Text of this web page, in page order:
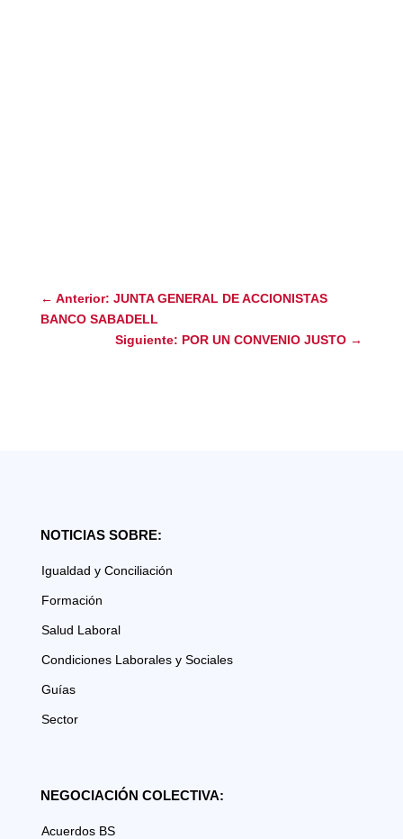
← Anterior: JUNTA GENERAL DE ACCIONISTAS
BANCO SABADELL
Siguiente: POR UN CONVENIO JUSTO →
NOTICIAS SOBRE:
Igualdad y Conciliación
Formación
Salud Laboral
Condiciones Laborales y Sociales
Guías
Sector
NEGOCIACIÓN COLECTIVA:
Acuerdos BS